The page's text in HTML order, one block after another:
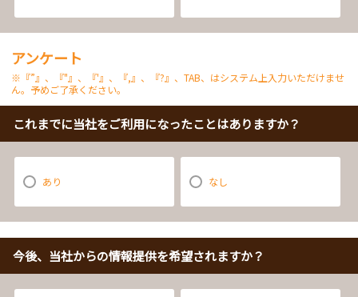
アンケート
※『”』、『"』、『'』、『,』、『?』、TAB、はシステム上入力いただけませ
ん。予めご了承ください。
これまでに当社をご利用になったことはありますか？
あり なし
今後、当社からの情報提供を希望されますか？